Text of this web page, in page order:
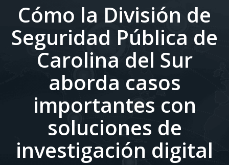
Cómo la División de
Seguridad Pública de
Carolina del Sur
aborda casos
importantes con
soluciones de
investigación digital